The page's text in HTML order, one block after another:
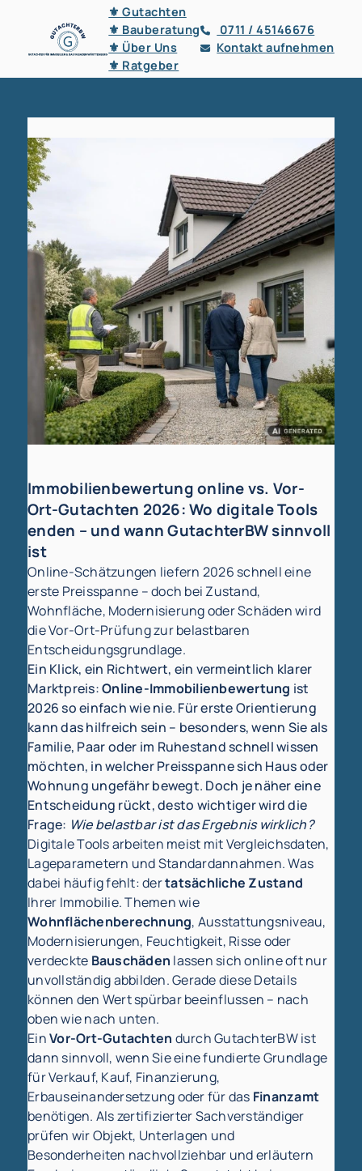
⚜ Gutachten
⚜ Bauberatung
⚜ Über Uns
⚜ Ratgeber
0711 / 45146676
Kontakt aufnehmen
Immobilienbewertung online vs. Vor-
Ort-Gutachten 2026: Wo digitale Tools
enden – und wann GutachterBW sinnvoll
ist
Online-Schätzungen liefern 2026 schnell eine
erste Preisspanne – doch bei Zustand,
Wohnfläche, Modernisierung oder Schäden wird
die Vor-Ort-Prüfung zur belastbaren
Entscheidungsgrundlage.
Ein Klick, ein Richtwert, ein vermeintlich klarer
Marktpreis:Online-Immobilienbewertung ist
2026 so einfach wie nie. Für erste Orientierung
kann das hilfreich sein – besonders, wenn Sie als
Familie, Paar oder im Ruhestand schnell wissen
möchten, in welcher Preisspanne sich Haus oder
Wohnung ungefähr bewegt. Doch je näher eine
Entscheidung rückt, desto wichtiger wird die
Frage: Wie belastbar ist das Ergebnis wirklich?
Digitale Tools arbeiten meist mit Vergleichsdaten,
Lageparametern und Standardannahmen. Was
dabei häufig fehlt: dertatsächliche Zustand
Ihrer Immobilie. Themen wie
Wohnflächenberechnung, Ausstattungsniveau,
Modernisierungen, Feuchtigkeit, Risse oder
verdeckte Bauschäden lassen sich online oft nur
unvollständig abbilden. Gerade diese Details
können den Wert spürbar beeinflussen – nach
oben wie nach unten.
EinVor-Ort-Gutachten durch GutachterBW ist
dann sinnvoll, wenn Sie eine fundierte Grundlage
für Verkauf, Kauf, Finanzierung,
Erbauseinandersetzung oder für das Finanzamt
benötigen. Als zertifizierter Sachverständiger
prüfen wir Objekt, Unterlagen und
Besonderheiten nachvollziehbar und erläutern